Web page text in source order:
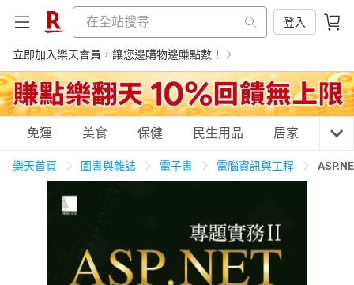
登入
立即加入樂天會員，讓您邊購物邊賺點數！
購物網分類
天天免運
居家生活 3C家電 運動休閒
免運 美食 保健 民生用品 居家 3C
樂天首頁 圖書與雜誌 電子書 電腦資訊與工程